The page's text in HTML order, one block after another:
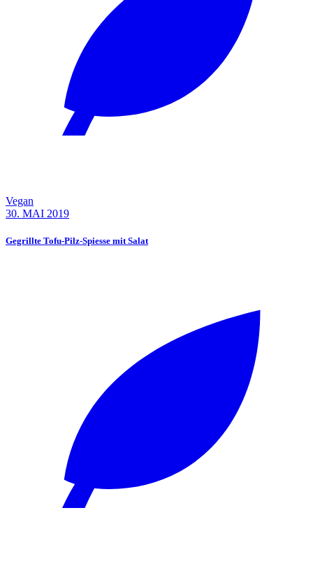
Vegan
30. MAI 2019
Gegrillte Tofu-Pilz-Spiesse mit Salat